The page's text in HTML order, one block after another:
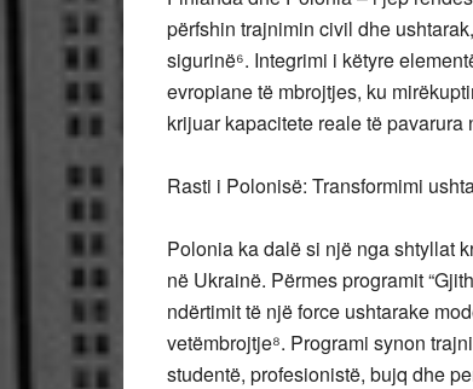
përfshin trajnimin civil dhe
sigurinë⁶. Integrimi i këtyre
evropiane të mbrojtjes, ku
krijuar kapacitete reale të pavarura
Rasti i Polonisë: Transformimi
Polonia ka dalë si një nga shtyllat
në Ukrainë. Përmes programit
ndërtimit të një force ushtarake
vetëmbrojtje⁸. Programi synon
studentë, profesionistë, bujq dhe